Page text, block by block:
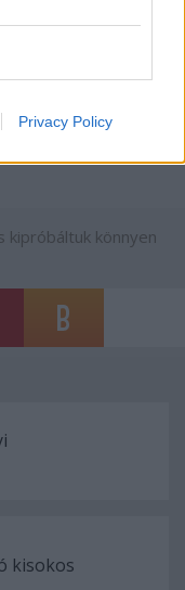
Privacy Policy
kipróbáltuk könnyen
kisokos